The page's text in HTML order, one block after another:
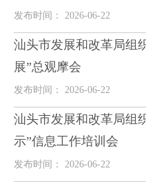
发布时间： 2026-06-22
汕头市发展和改革局组
展”总观摩会
发布时间： 2026-06-22
汕头市发展和改革局组
示”信息工作培训会
发布时间： 2026-06-22